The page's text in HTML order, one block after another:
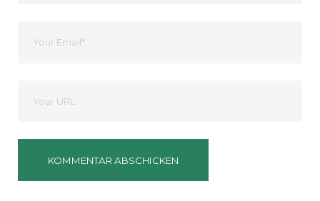
Email
Website